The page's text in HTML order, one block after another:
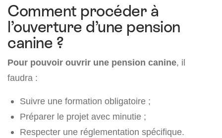
Comment procéder à
l’ouverture d’une pension
canine ?
Pour pouvoir ouvrir une pension canine, il
faudra :
Suivre une formation obligatoire ;
Préparer le projet avec minutie ;
Respecter une réglementation spécifique.